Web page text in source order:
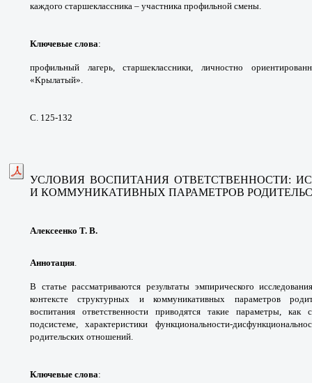
каждого старшеклассника – участника профильной смены.
Ключевые слова:
профильный лагерь, старшеклассники, личностно
«Крылатый».
С. 125-132
УСЛОВИЯ ВОСПИТАНИЯ ОТВЕТСТВЕННОСТИ:
И КОММУНИКАТИВНЫХ ПАРАМЕТРОВ
Алексеенко Т. В.
Аннотация.
В статье рассматриваются результаты эмпирического
контексте структурных и коммуникативных параметров
воспитания ответственности приводятся такие параметры,
подсистеме, характеристики функциональности-
родительских отношений.
Ключевые слова: